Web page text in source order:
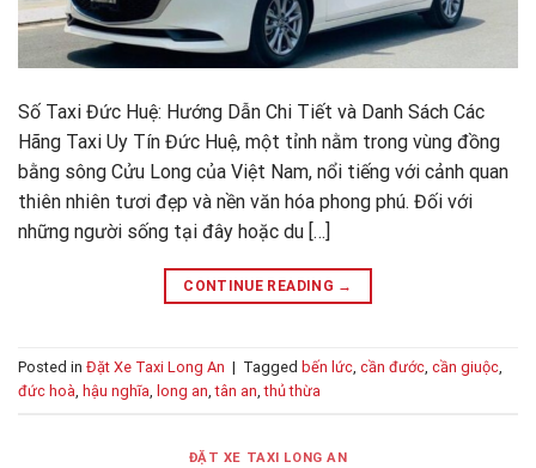
Số Taxi Đức Huệ: Hướng Dẫn Chi Tiết và Danh Sách Các
Hãng Taxi Uy Tín Đức Huệ, một tỉnh nằm trong vùng đồng
bằng sông Cửu Long của Việt Nam, nổi tiếng với cảnh quan
thiên nhiên tươi đẹp và nền văn hóa phong phú. Đối với
những người sống tại đây hoặc du […]
CONTINUE READING →
Posted in Đặt Xe Taxi Long An | Tagged bến lức cần đước cần giuộc
đức hoà hậu nghĩa long an ,tân an ,thủ thừa
ĐẶT XE TAXI LONG AN